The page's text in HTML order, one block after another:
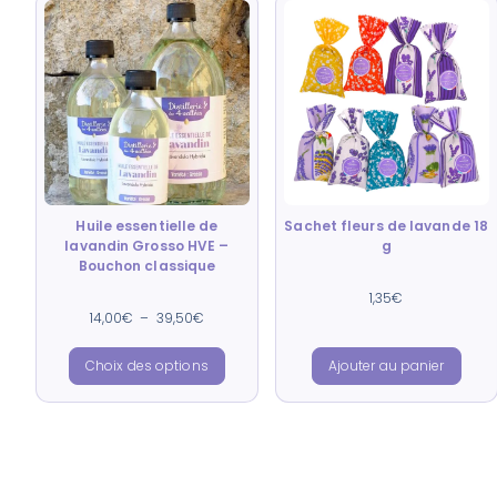
Huile essentielle de
lavandin Grosso HVE –
Bouchon classique
Note
4.91
14,00€ – 39,50€
Choix des options
Sachet fleurs de lavande 18
g
Note
4.88
1,35€
Ajouter au panier